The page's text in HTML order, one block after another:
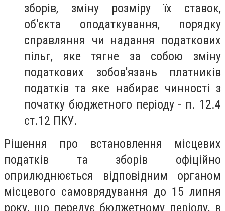
зборів, зміну розміру їх ставок,
об'єкта оподаткування, порядку
справляння чи надання податкових
пільг, яке тягне за собою зміну
податкових зобов'язань платників
податків та яке набирає чинності з
початку бюджетного періоду - п. 12.4
ст.12 ПКУ.
Рішення про встановлення місцевих
податків та зборів офіційно
оприлюднюється відповідним органом
місцевого самоврядування до 15 липня
року, що передує бюджетному періоду, в